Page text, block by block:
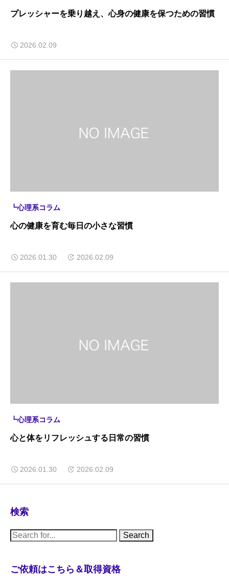
プレッシャーを乗り越え、心身の健康を保つための習慣
2026.02.09
┗心理系コラム
心の健康を育む毎日の小さな習慣
2026.01.30 2026.02.09
┗心理系コラム
心と体をリフレッシュする日常の習慣
2026.01.30 2026.02.09
検索
S
e
c
h
ご依頼はこちら＆取得資格